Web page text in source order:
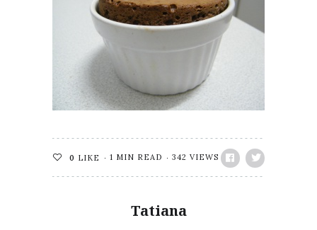
¿TE GUSTARÍA UNIRTE A NUESTRA AVENTURA GASTRON
ÚNETE A LA NEWSLETTER
RECOMENDACIONES
0 LIKE 1 MIN READ 342 VIEWS
Tatiana